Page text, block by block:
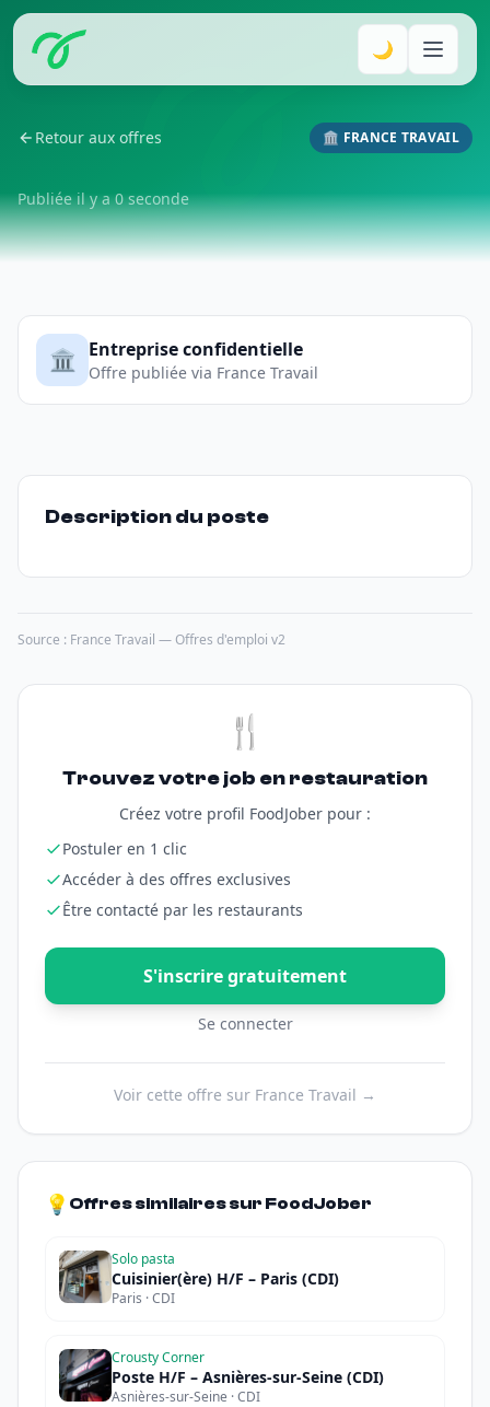
🌙
Retour aux offres 🏛️ FRANCE TRAVAIL
Publiée il y a 0 seconde
🏛️ Entreprise confidentielle
Offre publiée via France Travail
Description du poste
Source : France Travail — Offres d'emploi v2
🍴
Trouvez votre job en restauration
Créez votre profil FoodJober pour :
Postuler en 1 clic
Accéder à des offres exclusives
Être contacté par les restaurants
S'inscrire gratuitement
Se connecter
Voir cette offre sur France Travail →
💡 Offres similaires sur FoodJober
Solo pasta
Cuisinier(ère) H/F – Paris (CDI)
Paris · CDI
Crousty Corner
Poste H/F – Asnières-sur-Seine (CDI)
Asnières-sur-Seine · CDI